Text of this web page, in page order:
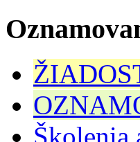
Školenia